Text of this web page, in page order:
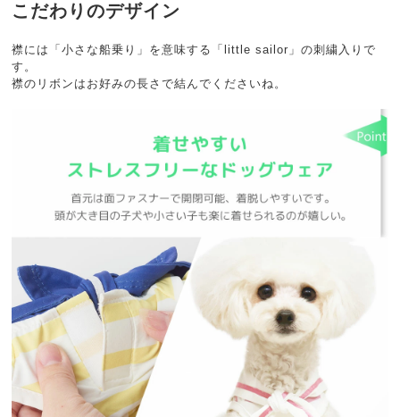
こだわりのデザイン
襟には「小さな船乗り」を意味する「little sailor」の刺繍入りで
す。
襟のリボンはお好みの長さで結んでくださいね。